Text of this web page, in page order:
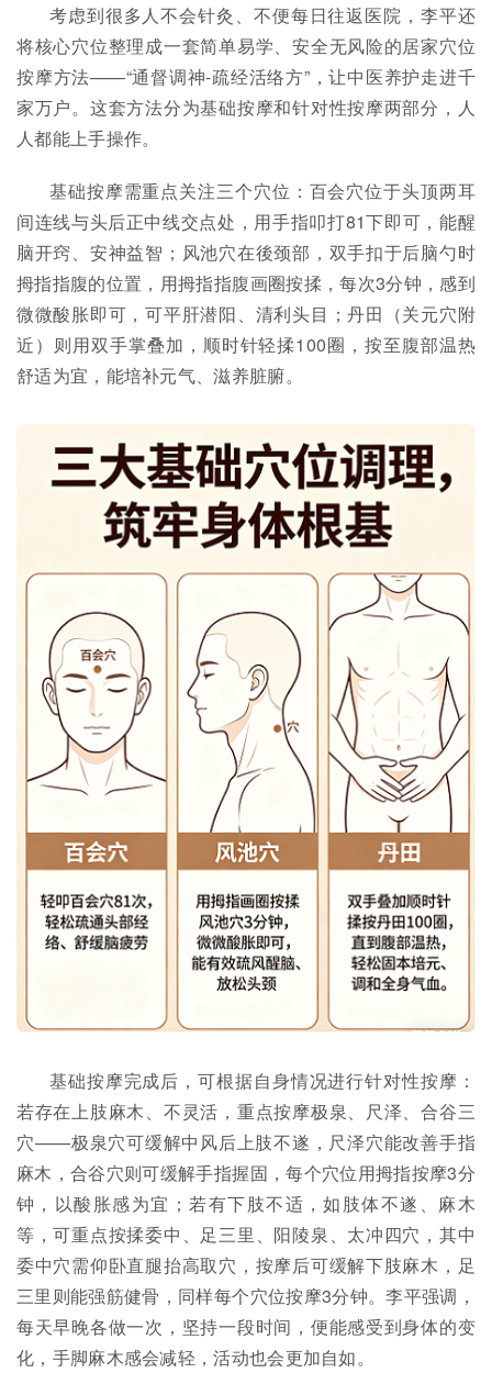
考虑到很多人不会针灸、不便每日往返医院，李平还
将核心穴位整理成一套简单易学、安全无风险的居家穴位
按摩方法——“通督调神-疏经活络方”，让中医养护走进千
家万户。这套方法分为基础按摩和针对性按摩两部分，人
人都能上手操作。
基础按摩需重点关注三个穴位：百会穴位于头顶两耳
间连线与头后正中线交点处，用手指叩打81下即可，能醒
脑开窍、安神益智；风池穴在後颈部，双手扣于后脑勺时
拇指指腹的位置，用拇指指腹画圈按揉，每次3分钟，感到
微微酸胀即可，可平肝潜阳、清利头目；丹田（关元穴附
近）则用双手掌叠加，顺时针轻揉100圈，按至腹部温热
舒适为宜，能培补元气、滋养脏腑。
基础按摩完成后，可根据自身情况进行针对性按摩：
若存在上肢麻木、不灵活，重点按摩极泉、尺泽、合谷三
穴——极泉穴可缓解中风后上肢不遂，尺泽穴能改善手指
麻木，合谷穴则可缓解手指握固，每个穴位用拇指按摩3分
钟，以酸胀感为宜；若有下肢不适，如肢体不遂、麻木
等，可重点按揉委中、足三里、阳陵泉、太冲四穴，其中
委中穴需仰卧直腿抬高取穴，按摩后可缓解下肢麻木，足
三里则能强筋健骨，同样每个穴位按摩3分钟。李平强调，
每天早晚各做一次，坚持一段时间，便能感受到身体的变
化，手脚麻木感会减轻，活动也会更加自如。